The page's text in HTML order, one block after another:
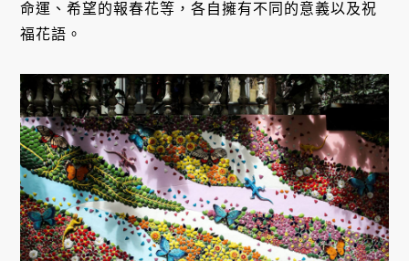
命運、希望的報春花等，各自擁有不同的意義以及祝
福花語。